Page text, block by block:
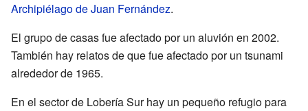
Archipiélago de Juan Fernández.
El grupo de casas fue afectado por un aluvión en 2002.
También hay relatos de que fue afectado por un tsunami
alrededor de 1965.
En el sector de Lobería Sur hay un pequeño refugio para